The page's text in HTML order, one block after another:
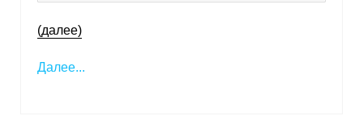
(далее)
Далее...